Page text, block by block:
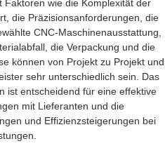
Faktoren wie die Komplexität der
die Präzisionsanforderungen, die
CNC-Maschinenausstattung,
die Verpackung und die
können von Projekt zu Projekt und
sehr unterschiedlich sein. Das
ist entscheidend für eine effektive
mit Lieferanten und die
und Effizienzsteigerungen bei